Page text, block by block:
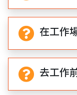
在工作
去工作